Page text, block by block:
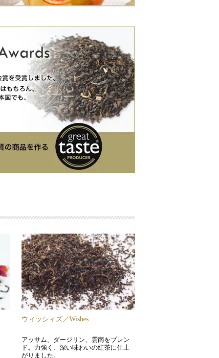
ウィッシィズ／Wishes
アッサム、ダージリン、雲南をブレン
ド。力強く、深い味わいの紅茶に仕上
がりました。